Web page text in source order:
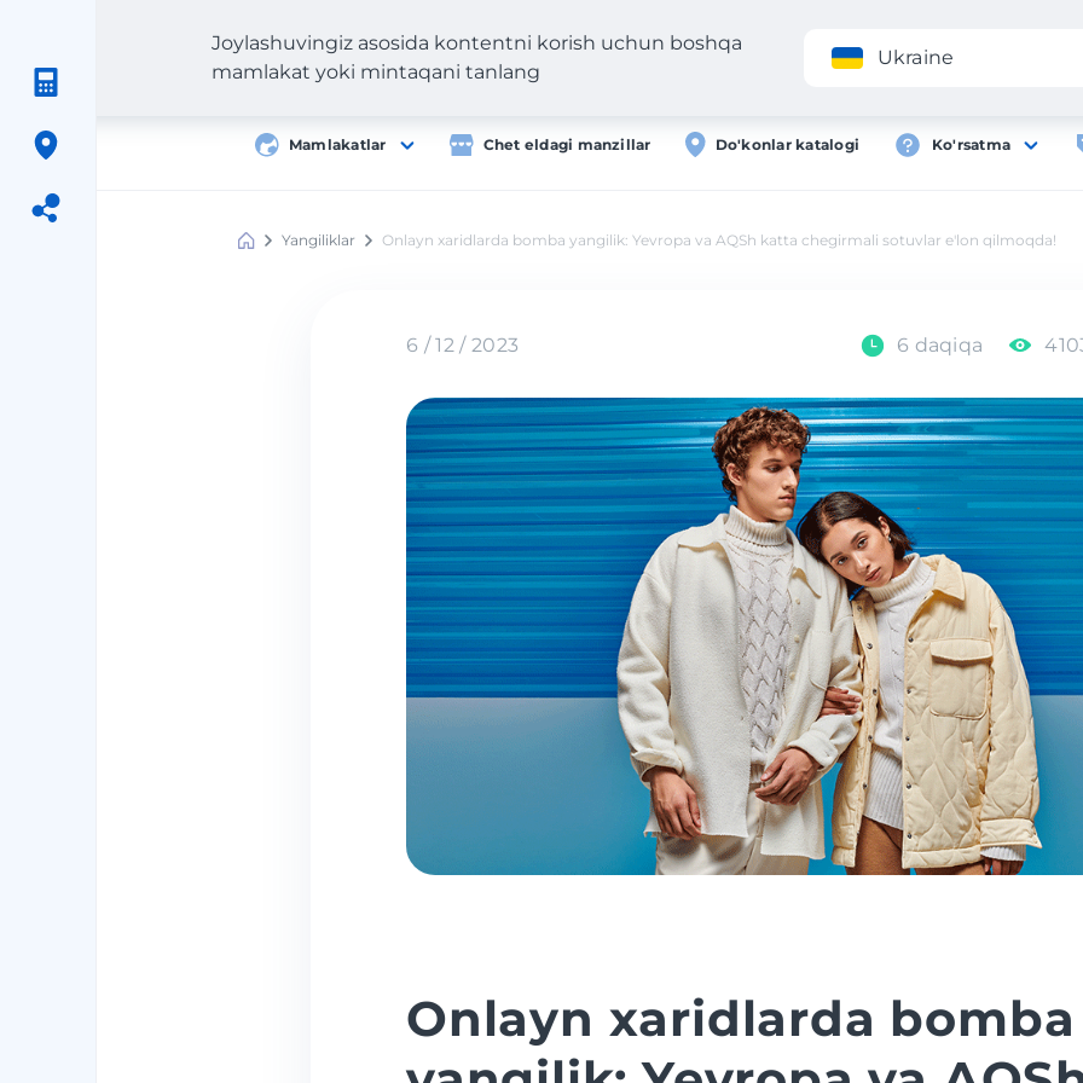
Ilova
Mamlakatlar Chet eldagi manzillar Do'konlar katalogi Ko'rsatma
Joylashuvingiz asosida kontentni korish uchun boshqa
mamlakat yoki mintaqani tanlang
Ukraine
Meest Yangiliklar Onlayn xaridlarda bomba yangilik: Yevropa va AQSh katta chegirmali sotuvlar e'lon qilmoqda!
6 / 12 / 2023 6 daqiqa
Onlayn xaridlarda bomba